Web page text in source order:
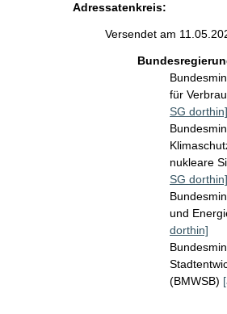
Adressatenkreis:
Versendet am
für
SG dorthin]
nukleare
SG dorthin]
und
dorthin]
(BMWSB)